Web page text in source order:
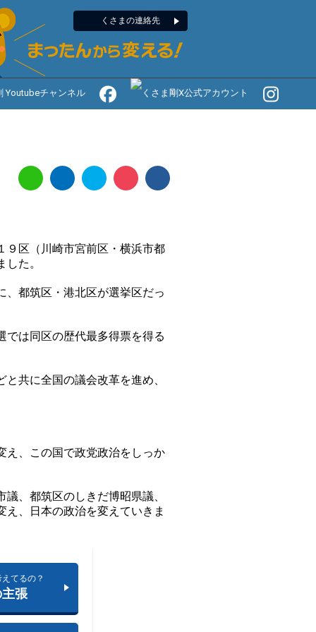
くさまの連絡先
９区（川崎市宮前区・横浜市都
た。
、都筑区・港北区が選挙区だっ
では同区の歴代最多得票を得る
共に全国の議会改革を進め、
え、この国で政党政治をしっか
、都筑区のしきだ博昭県議、
、日本の政治を変えていきま
てるの？
主張